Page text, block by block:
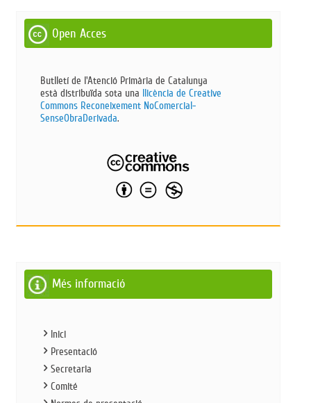
Open Acces
Butlletí de l'Atenció Primària de Catalunya
està distribuïda sota una llicència de Creative
Commons Reconeixement NoComercial-
SenseObraDerivada​.
Més informació
Inici
Presentació
Secretaria
Comité